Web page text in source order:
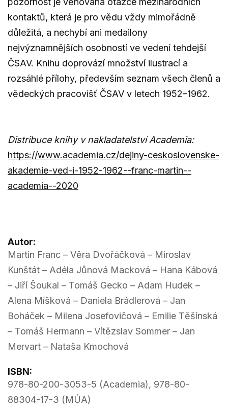
kontaktů, která je pro vědu vždy mimořádně
důležitá, a nechybí ani medailony
nejvýznamnějších osobností ve vedení tehdejší
ČSAV. Knihu doprovází množství ilustrací a
rozsáhlé přílohy, především seznam všech členů a
vědeckých pracovišť ČSAV v letech 1952–1962.
Distribuce knihy v nakladatelství Academia:
https://www.academia.cz/dejiny-ceskoslovenske-
akademie-ved-i-1952-1962--franc-martin--
academia--2020
Autor:
Martin Franc – Věra Dvořáčková – Miroslav
Kunštát – Adéla Jůnová Macková – Hana Kábová
– Jiří Šoukal – Tomáš Gecko – Adam Hudek –
Alena Míšková – Daniela Brádlerová – Jan
Boháček – Milena Josefovičová – Emilie Těšínská
– Tomáš Hermann – Vítězslav Sommer – Jan
Mervart – Nataša Kmochová
ISBN:
978-80-200-3053-5 (Academia), 978-80-
88304-17-3 (MÚA)